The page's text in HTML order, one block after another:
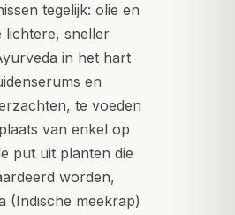
tegelijk: olie en
lichtere, sneller
in het hart
en
te voeden
van enkel op
put uit planten die
worden,
(Indische meekrap)